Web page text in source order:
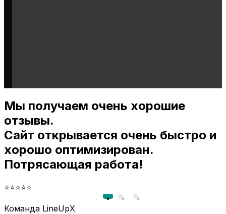
Мы получаем очень хорошие
отзывы.
Сайт открывается очень быстро и
хорошо оптимизирован.
Потрясающая работа!
⭐⭐⭐⭐⭐
Команда LineUpX